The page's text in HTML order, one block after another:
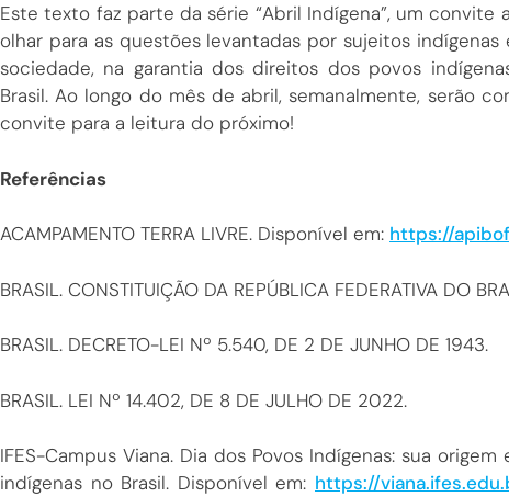
Este texto faz parte da série “Abril Indígena”, um convite
olhar para as questões levantadas por sujeitos
sociedade, na garantia dos direitos dos povos
Brasil. Ao longo do mês de abril, semanalmente, serão
convite para a leitura do próximo!
Referências
ACAMPAMENTO TERRA LIVRE. Disponível em: https://
BRASIL. CONSTITUIÇÃO DA REPÚBLICA FEDERATIVA DO
BRASIL. DECRETO-LEI Nº 5.540, DE 2 DE JUNHO DE 1943.
BRASIL. LEI Nº 14.402, DE 8 DE JULHO DE 2022.
IFES-Campus Viana. Dia dos Povos Indígenas: sua
indígenas no Brasil. Disponível em: https://